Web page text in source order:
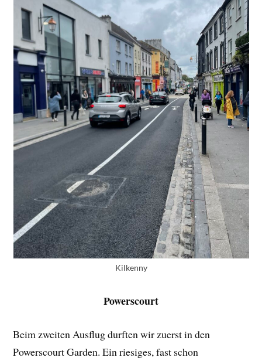
Kilkenny
Powerscourt
Beim zweiten Ausflug durften wir zuerst in den
Powerscourt Garden. Ein riesiges, fast schon